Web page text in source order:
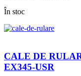
În stoc
CALE DE
EX345-USR